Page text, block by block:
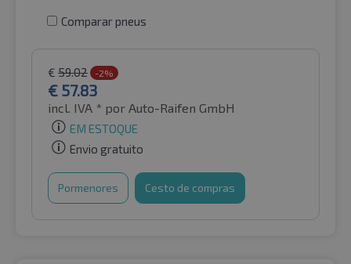
Comparar pneus
€ 59.02 -2%
€ 57.83
incl. IVA * por Auto-Raifen GmbH
EM ESTOQUE
Envio gratuito
Pormenores Cesto de compras